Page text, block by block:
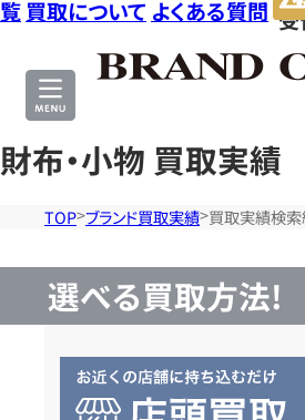
ル
覧 買取について よくある質問
財布・小物 買取実績
TOP ブランド買取実績 買取実績検
選べる買取方法!